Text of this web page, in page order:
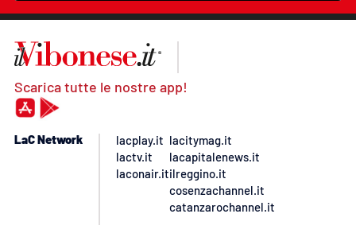
Scarica tutte le nostre app!
LaC Network
lacplay.it
lactv.it
laconair.it
lacitymag.it
lacapitalenews.it
ilreggino.it
cosenzachannel.it
catanzarochannel.it